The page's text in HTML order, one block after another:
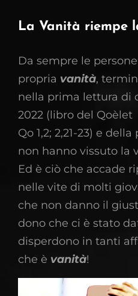
La Vanità riempe
Da sempre le
propria vanità,
nella prima lettura di
2022 (libro del Qoèlet
Qo 1,2; 2,21-23) e
non hanno vissuto la
Ed è ciò che accade
nelle vite di molti
che non danno il
dono che ci è stato
disperdono in tanti
che è vanità!